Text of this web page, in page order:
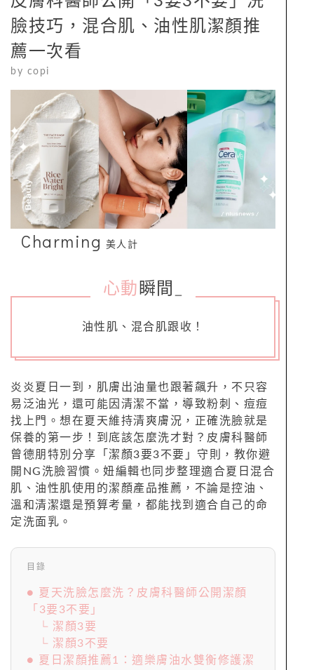
臉技巧，混合肌、油性肌潔顏推
薦一次看
by copi
Charming 美人計
心動 瞬間
油性肌、混合肌跟收！
炎炎夏日一到，肌膚出油量也跟著飆升，不只容
易泛油光，還可能因清潔不當，導致粉刺、痘痘
找上門。想在夏天維持清爽膚況，正確洗臉就是
保養的第一步！到底該怎麼洗才對？皮膚科醫師
曾德朋特別分享「潔顏3要3不要」守則，教你避
開NG洗臉習慣。妞編輯也同步整理適合夏日混合
肌、油性肌使用的潔顏產品推薦，不論是控油、
溫和清潔還是預算考量，都能找到適合自己的命
定洗面乳。
目錄
● 夏天洗臉怎麼洗？皮膚科醫師公開潔顏
「3要3不要」
└ 潔顏3要
└ 潔顏3不要
● 夏日潔顏推薦1：適樂膚油水雙衡修護潔